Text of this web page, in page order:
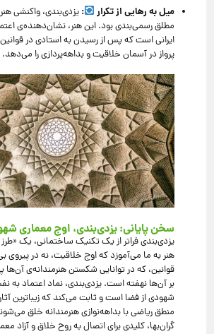
میل به رهایی از تکرار : یزدی‌بندی، واکنشی
مطلق رسمی‌بندی بود. این هنر، نشان‌دهنده‌ی
ایرانی است که پس از رسیدن به استادی در
پرواز در آسمان خلاقیت و بداهه‌پردازی را می‌دهد.
سخن پایانی: یزدی‌بندی، اوج معماری
یزدی‌بندی فراتر از یک تکنیک ساختمانی، یک
هنر به ما می‌آموزد که اوج خلاقیت، نه در پیروی
قوانین، که در توانایی شکستن هنرمندانه‌ی
بر آن‌ها نهفته است. یزدی‌بندی، نماد اعتماد به
شهودی از فضا است و ثابت می‌کند که زیباترین
منطق ریاضی با بداهه‌نوازی هنرمندانه خلق
گران‌بها، کلیدی برای اتصال به روح خلاق و آزاد